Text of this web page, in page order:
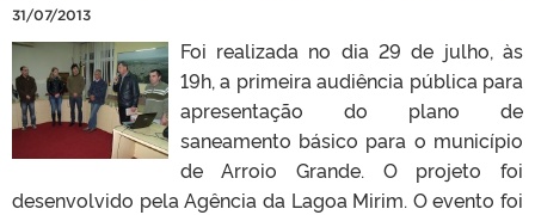
31/07/2013
Foi realizada no dia 29 de julho, às
19h, a primeira audiência pública para
apresentação do plano de
saneamento básico para o município
de Arroio Grande. O projeto foi
desenvolvido pela Agência da Lagoa Mirim. O evento foi